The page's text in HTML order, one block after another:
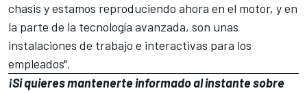
chasis y estamos reproduciendo ahora en el motor, y en
la parte de la tecnología avanzada, son unas
instalaciones de trabajo e interactivas para los
empleados".
¡Si quieres mantenerte informado al instante sobre